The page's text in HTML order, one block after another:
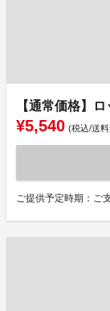
【通常価格】
¥5,540 (税込/送
ご提供予定時期：ご